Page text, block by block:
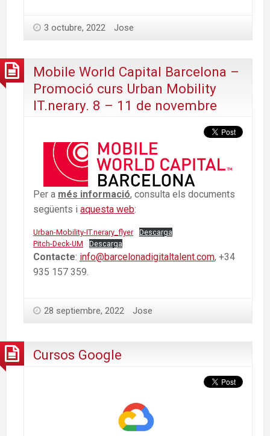
3 octubre, 2022 Jose
Mobile World Capital Barcelona –
Promoció curs Urban Mobility
IT.nerary. 8 – 11 de novembre
Per a més informació, consulta els documents
següents i aquesta web:
Urban-Mobility-IT.nerary_flyer
Descarga
Pitch-Deck-UM
Descarga
Contacte: info@barcelonadigitaltalent.com, +34
935 157 359.
28 septiembre, 2022 Jose
Cursos Google